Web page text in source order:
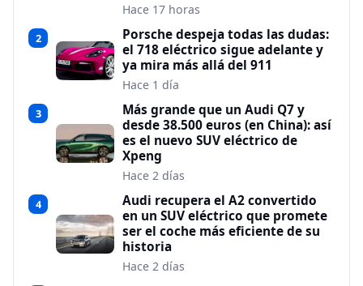
Hace 17 horas
2
Porsche despeja todas las dudas:
el 718 eléctrico sigue adelante y
ya mira más allá del 911
Hace 1 día
3
Más grande que un Audi Q7 y
desde 38.500 euros (en China): así
es el nuevo SUV eléctrico de
Xpeng
Hace 2 días
4
Audi recupera el A2 convertido
en un SUV eléctrico que promete
ser el coche más eficiente de su
historia
Hace 2 días